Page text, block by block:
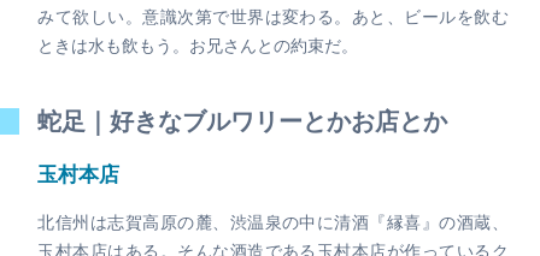
みて欲しい。意識次第で世界は変わる。あと、ビールを飲む
ときは水も飲もう。お兄さんとの約束だ。
蛇足｜好きなブルワリーとかお店とか
玉村本店
北信州は志賀高原の麓、渋温泉の中に清酒『縁喜』の酒蔵、
玉村本店はある。そんな酒造である玉村本店が作っているク